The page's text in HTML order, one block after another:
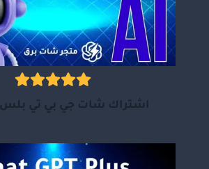
اشتراك شات جي بي تي بلس 3 أشهر